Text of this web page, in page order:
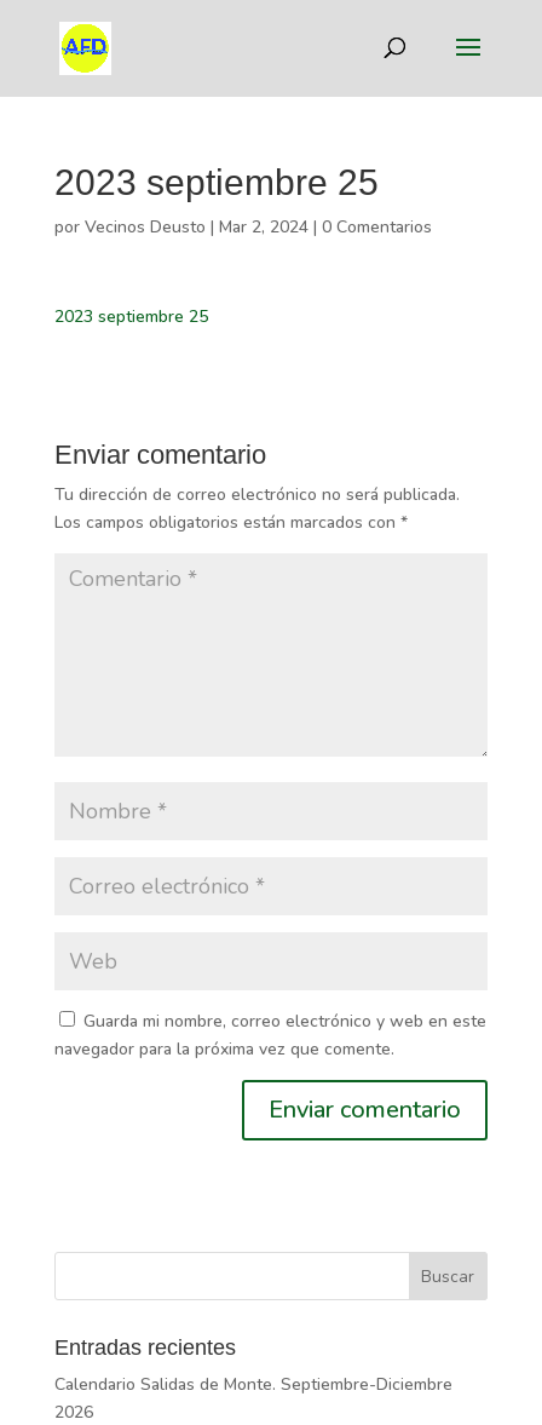
2023 septiembre 25
por Vecinos Deusto | Mar 2, 2024| 0 Comentarios
2023 septiembre 25
Enviar comentario
Tu dirección de correo electrónico no será publicada.
Los campos obligatorios están marcados con *
Guarda mi nombre, correo electrónico y web en este
navegador para la próxima vez que comente.
Entradas recientes
Calendario Salidas de Monte. Septiembre-Diciembre
2026